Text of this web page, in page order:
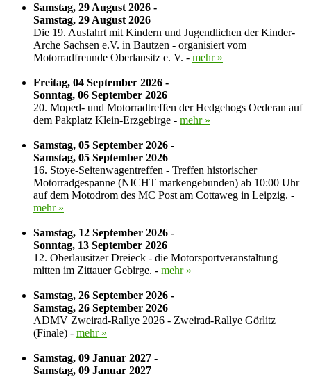
Samstag, 29 August 2026 -
Samstag, 29 August 2026
Die 19. Ausfahrt mit Kindern und Jugendlichen der Kinder-
Arche Sachsen e.V. in Bautzen - organisiert vom
Motorradfreunde Oberlausitz e. V. - mehr »
Freitag, 04 September 2026 -
Sonntag, 06 September 2026
20. Moped- und Motorradtreffen der Hedgehogs Oederan auf
dem Pakplatz Klein-Erzgebirge - mehr »
Samstag, 05 September 2026 -
Samstag, 05 September 2026
16. Stoye-Seitenwagentreffen - Treffen historischer
Motorradgespanne (NICHT markengebunden) ab 10:00 Uhr
auf dem Motodrom des MC Post am Cottaweg in Leipzig. -
mehr »
Samstag, 12 September 2026 -
Sonntag, 13 September 2026
12. Oberlausitzer Dreieck - die Motorsportveranstaltung
mitten im Zittauer Gebirge. - mehr »
Samstag, 26 September 2026 -
Samstag, 26 September 2026
ADMV Zweirad-Rallye 2026 - Zweirad-Rallye Görlitz
(Finale) - mehr »
Samstag, 09 Januar 2027 -
Samstag, 09 Januar 2027